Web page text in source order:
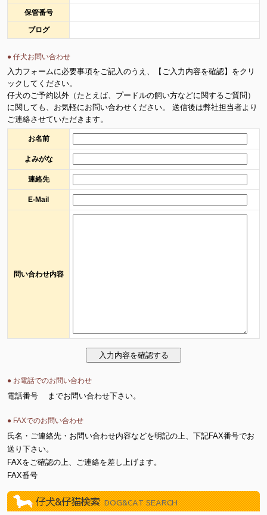
保管番号
ブログ
● 仔犬お問い合わせ
入力フォームに必要事項をご記入のうえ、【ご入力内容を確認】をクリ
ックしてください。
仔犬のご予約以外（たとえば、プードルの飼い方などに関するご質問）
に関しても、お気軽にお問い合わせください。 送信後は弊社担当者より
ご連絡させていただきます。
お名前
よみがな
連絡先
E-Mail
問い合わせ内容
● お電話でのお問い合わせ
電話番号
までお問い合わせ下さい。
● FAXでのお問い合わせ
氏名・ご連絡先・お問い合わせ内容などを明記の上、下記FAX番号でお
送り下さい。
FAXをご確認の上、ご連絡を差し上げます。
FAX番号
仔犬&仔猫検索 DOG&CAT SEARCH